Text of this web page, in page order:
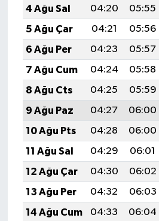
4 Ağu Sal
04:20 05:55
5 Ağu Çar
04:21 05:56
6 Ağu Per
04:23 05:57
7 Ağu Cum
04:24 05:58
8 Ağu Cts
04:25 05:59
9 Ağu Paz
04:27 06:00
10 Ağu Pts
04:28 06:00
11 Ağu Sal
04:29 06:01
12 Ağu Çar
04:30 06:02
13 Ağu Per
04:32 06:03
14 Ağu Cum
04:33 06:04